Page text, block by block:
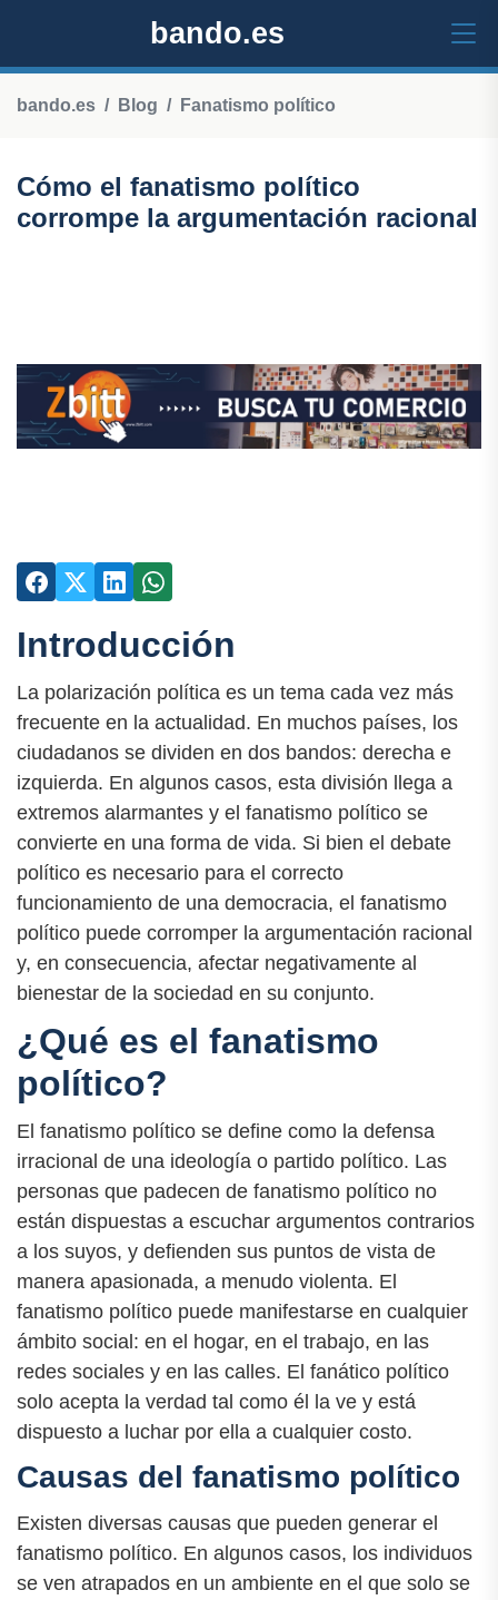
bando.es
bando.es Blog Fanatismo político
Cómo el fanatismo político
corrompe la argumentación racional
Introducción
La polarización política es un tema cada vez más
frecuente en la actualidad. En muchos países, los
ciudadanos se dividen en dos bandos: derecha e
izquierda. En algunos casos, esta división llega a
extremos alarmantes y el fanatismo político se
convierte en una forma de vida. Si bien el debate
político es necesario para el correcto
funcionamiento de una democracia, el fanatismo
político puede corromper la argumentación racional
y, en consecuencia, afectar negativamente al
bienestar de la sociedad en su conjunto.
¿Qué es el fanatismo
político?
El fanatismo político se define como la defensa
irracional de una ideología o partido político. Las
personas que padecen de fanatismo político no
están dispuestas a escuchar argumentos contrarios
a los suyos, y defienden sus puntos de vista de
manera apasionada, a menudo violenta. El
fanatismo político puede manifestarse en cualquier
ámbito social: en el hogar, en el trabajo, en las
redes sociales y en las calles. El fanático político
solo acepta la verdad tal como él la ve y está
dispuesto a luchar por ella a cualquier costo.
Causas del fanatismo político
Existen diversas causas que pueden generar el
fanatismo político. En algunos casos, los individuos
se ven atrapados en un ambiente en el que solo se